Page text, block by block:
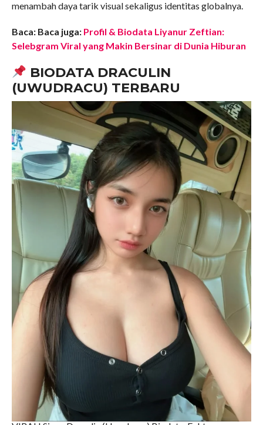
menambah daya tarik visual sekaligus identitas globalnya.
Baca: Baca juga: Profil & Biodata Liyanur Zeftian:
Selebgram Viral yang Makin Bersinar di Dunia Hiburan
BIODATA DRACULIN
(UWUDRACU) TERBARU